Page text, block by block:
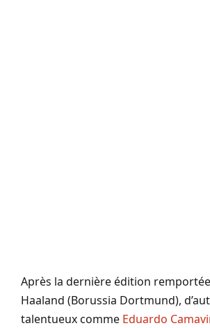
Après la dernière édition
Haaland (Borussia Dortmund),
talentueux comme Eduardo